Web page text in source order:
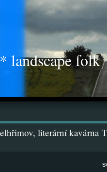
landscape folk
literární kavárna